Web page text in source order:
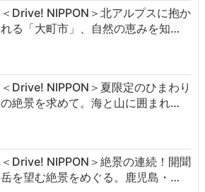
＜Drive! NIPPON＞北アルプスに抱か
れる「大町市」、自然の恵みを知…
＜Drive! NIPPON＞夏限定のひまわり
の絶景を求めて。海と山に囲まれ…
＜Drive! NIPPON＞絶景の連続！開聞
岳を望む絶景をめぐる。鹿児島・…